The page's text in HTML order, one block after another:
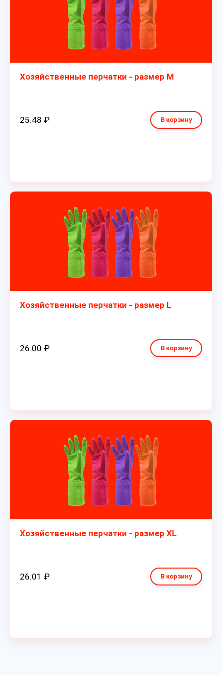
Хозяйственные перчатки - размер M
25.48 ₽ В корзину
Хозяйственные перчатки - размер L
26.00 ₽ В корзину
Хозяйственные перчатки - размер XL
26.01 ₽ В корзину